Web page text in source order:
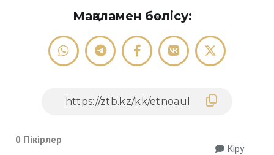
Мақаламен бөлісу:
0 Пікірлер
Кіру